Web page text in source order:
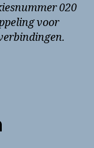
020
voor